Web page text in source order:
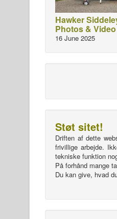
Hawker
Photos & Video
16 June 2025
Støt sitet!
Driften af dette
frivillige arbejde.
tekniske funktion
På forhånd mange
Du kan give, hvad